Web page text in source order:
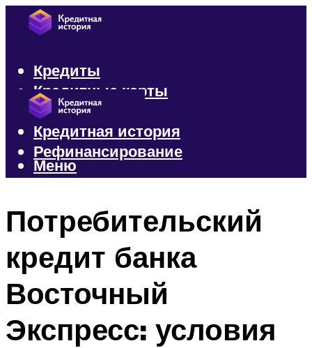
Кредиты
Кредитные карты
Микрозаймы
Кредитная история
Рефинансирование
Меню
Потребительский
кредит банка
Восточный
Экспресс: условия